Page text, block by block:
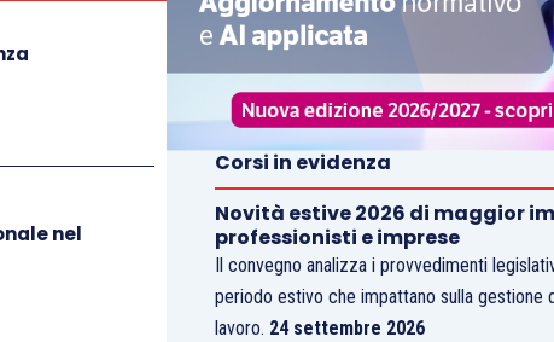
nel
Corsi in evidenza
Novità estive 2026 di maggior
professionisti e imprese
Il convegno analizza i provvedimenti
periodo estivo che impattano sulla gestione
lavoro. 24 settembre 2026